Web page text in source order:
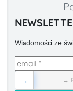
Wiadomości ze
→
→